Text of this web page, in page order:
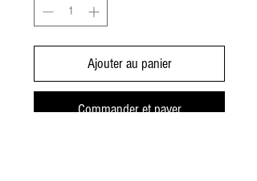
Kilogramme
Ajouter au panier
Commander et payer